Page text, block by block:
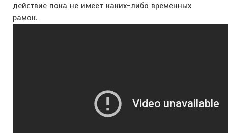
действие пока не имеет каких-либо временных
рамок.